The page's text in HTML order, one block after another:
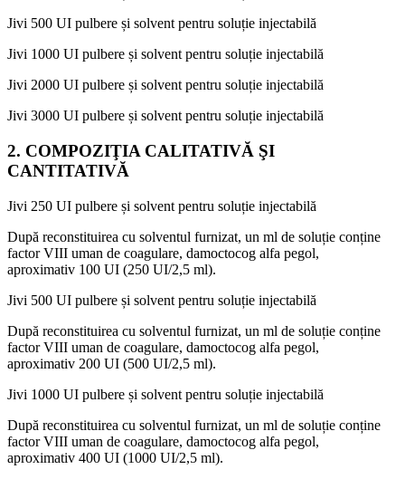
Jivi 500 UI pulbere și solvent pentru soluție injectabilă
Jivi 1000 UI pulbere și solvent pentru soluție injectabilă
Jivi 2000 UI pulbere și solvent pentru soluție injectabilă
Jivi 3000 UI pulbere și solvent pentru soluție injectabilă
2. COMPOZIŢIA CALITATIVĂ ŞI
CANTITATIVĂ
Jivi 250 UI pulbere și solvent pentru soluție injectabilă
După reconstituirea cu solventul furnizat, un ml de soluție conține
factor VIII uman de coagulare, damoctocog alfa pegol,
aproximativ 100 UI (250 UI/2,5 ml).
Jivi 500 UI pulbere și solvent pentru soluție injectabilă
După reconstituirea cu solventul furnizat, un ml de soluție conține
factor VIII uman de coagulare, damoctocog alfa pegol,
aproximativ 200 UI (500 UI/2,5 ml).
Jivi 1000 UI pulbere și solvent pentru soluție injectabilă
După reconstituirea cu solventul furnizat, un ml de soluție conține
factor VIII uman de coagulare, damoctocog alfa pegol,
aproximativ 400 UI (1000 UI/2,5 ml).